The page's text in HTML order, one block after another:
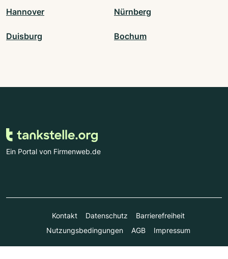
Hannover Nürnberg
Duisburg Bochum
Ein Portal von Firmenweb.de
Kontakt Datenschutz
Barrierefreiheit
Nutzungsbedingungen
AGB Impressum